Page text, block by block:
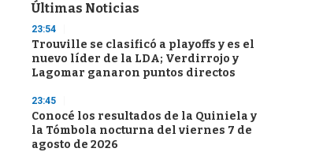
Últimas Noticias
23:54
Trouville se clasificó a playoffs y es el
nuevo líder de la LDA; Verdirrojo y
Lagomar ganaron puntos directos
23:45
Conocé los resultados de la Quiniela y
la Tómbola nocturna del viernes 7 de
agosto de 2026